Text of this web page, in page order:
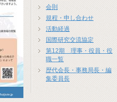
会則
規程・申し合わせ
活動経過
国際研究交流協定
第12期 理事・役員・役
職一覧
歴代会長・事務局長・編
集委員長